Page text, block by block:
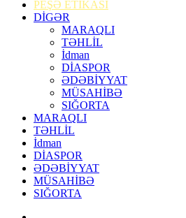
PEŞƏ ETİKASI
DİGƏR
MARAQLI
TƏHLİL
İdman
DİASPOR
ƏDƏBİYYAT
MÜSAHİBƏ
SIĞORTA
MARAQLI
TƏHLİL
İdman
DİASPOR
ƏDƏBİYYAT
MÜSAHİBƏ
SIĞORTA